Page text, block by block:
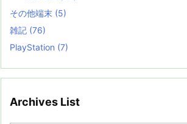
その他端末 (5)
雑記 (76)
PlayStation (7)
Archives List